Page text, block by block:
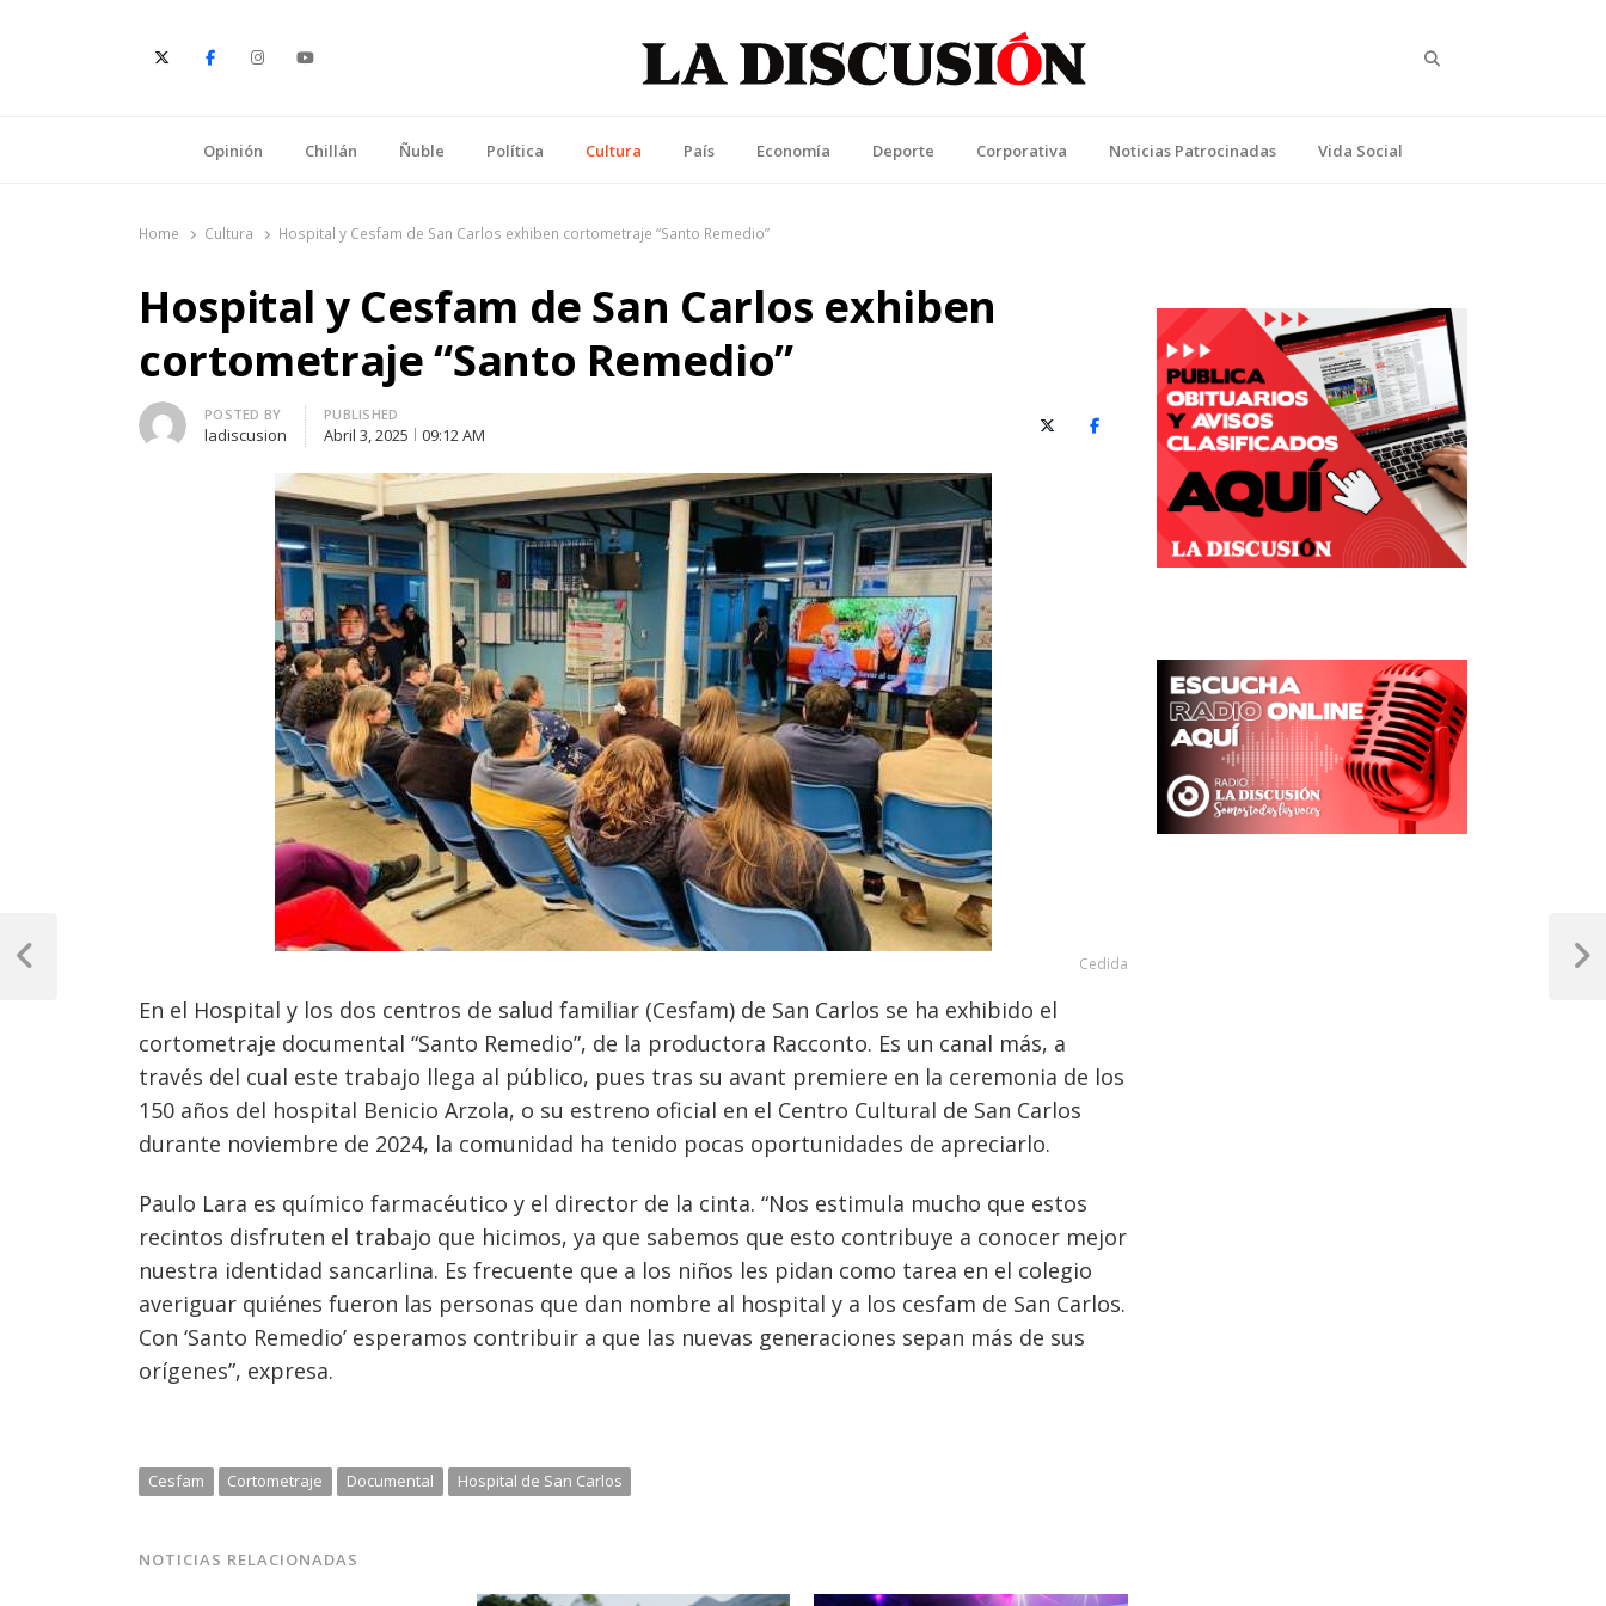
Opinión Chillán Ñuble Política Cultura País Economía Deporte Corporativa Noticias Patrocinadas Vida Social
Home Cultura Hospital y Cesfam de San Carlos exhiben cortometraje “Santo Remedio”
Hospital y Cesfam de San Carlos exhiben
cortometraje “Santo Remedio”
Author
POSTED BY
ladiscusion
PUBLISHED
Abril 3, 2025 09:12 AM X (Twitter)Facebook
Cedida
En el Hospital y los dos centros de salud familiar (Cesfam) de San Carlos se ha exhibido el
cortometraje documental “Santo Remedio”, de la productora Racconto. Es un canal más, a
través del cual este trabajo llega al público, pues tras su avant premiere en la ceremonia de los
150 años del hospital Benicio Arzola, o su estreno oficial en el Centro Cultural de San Carlos
durante noviembre de 2024, la comunidad ha tenido pocas oportunidades de apreciarlo.
Paulo Lara es químico farmacéutico y el director de la cinta. “Nos estimula mucho que estos
recintos disfruten el trabajo que hicimos, ya que sabemos que esto contribuye a conocer mejor
nuestra identidad sancarlina. Es frecuente que a los niños les pidan como tarea en el colegio
averiguar quiénes fueron las personas que dan nombre al hospital y a los cesfam de San Carlos.
Con ‘Santo Remedio’ esperamos contribuir a que las nuevas generaciones sepan más de sus
orígenes”, expresa.
Cesfam Cortometraje Documental Hospital de San Carlos
NOTICIAS RELACIONADAS
Navegación
de
Previous
Next